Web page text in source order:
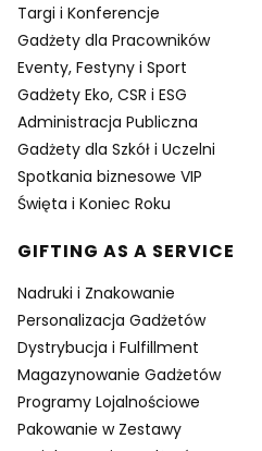
Targi i Konferencje
Gadżety dla Pracowników
Eventy, Festyny i Sport
Gadżety Eko, CSR i ESG
Administracja Publiczna
Gadżety dla Szkół i Uczelni
Spotkania biznesowe VIP
Święta i Koniec Roku
GIFTING AS A SERVICE
Nadruki i Znakowanie
Personalizacja Gadżetów
Dystrybucja i Fulfillment
Magazynowanie Gadżetów
Programy Lojalnościowe
Pakowanie w Zestawy